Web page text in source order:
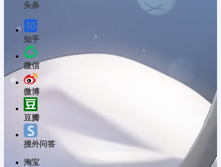
头条
知乎
微信
微博
豆瓣
搜外问答
淘宝